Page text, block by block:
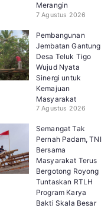
Merangin
7 Agustus 2026
Pembangunan
Jembatan Gantung
Desa Teluk Tigo
Wujud Nyata
Sinergi untuk
Kemajuan
Masyarakat
7 Agustus 2026
Semangat Tak
Pernah Padam, TNI
Bersama
Masyarakat Terus
Bergotong Royong
Tuntaskan RTLH
Program Karya
Bakti Skala Besar